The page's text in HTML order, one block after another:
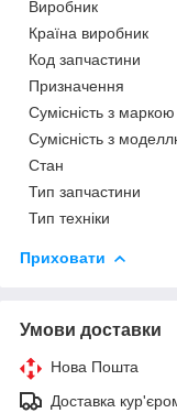
Виробник
Країна виробник
Код запчастини
Призначення
Сумісність з маркою
Сумісність з
Стан
Тип запчастини
Тип техніки
Приховати
Умови доставки
Нова Пошта
Доставка